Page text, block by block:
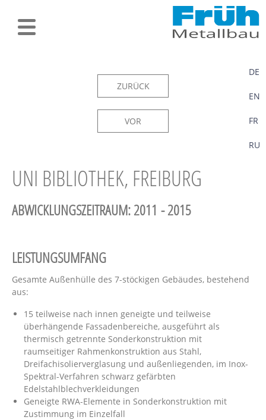
DE
EN
FR
RU
ZURÜCK
VOR
UNI BIBLIOTHEK, FREIBURG
ABWICKLUNGSZEITRAUM: 2011 - 2015
LEISTUNGSUMFANG
Gesamte Außenhülle des 7-stöckigen Gebäudes, bestehend
aus:
15 teilweise nach innen geneigte und teilweise
überhängende Fassadenbereiche, ausgeführt als
thermisch getrennte Sonderkonstruktion mit
raumseitiger Rahmenkonstruktion aus Stahl,
Dreifachisolierverglasung und außenliegenden, im Inox-
Spektral-Verfahren schwarz gefärbten
Edelstahlblechverkleidungen
Geneigte RWA-Elemente in Sonderkonstruktion mit
Zustimmung im Einzelfall